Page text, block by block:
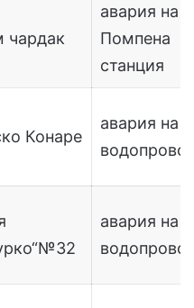
чардак
авария на
Помпена
станция
Конаре
авария на
авария на